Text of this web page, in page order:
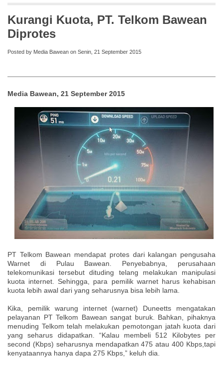
Kurangi Kuota, PT. Telkom Bawean
Diprotes
Posted by Media Bawean on Senin, 21 September 2015
Media Bawean, 21 September 2015
PT Telkom Bawean mendapat protes dari kalangan pengusaha
Warnet di Pulau Bawean. Penyebabnya, perusahaan
telekomunikasi tersebut dituding telang melakukan manipulasi
kuota internet. Sehingga, para pemilik warnet harus kehabisan
kuota lebih awal dari yang seharusnya bisa lebih lama.
Kika, pemilik warung internet (warnet) Duneetts mengatakan
pelayanan PT Telkom Bawean sangat buruk. Bahkan, pihaknya
menuding Telkom telah melakukan pemotongan jatah kuota dari
yang seharus didapatkan. “Kalau membeli 512 Kilobytes per
second (Kbps) seharusnya mendapatkan 475 atau 400 Kbps,tapi
kenyataannya hanya dapa 275 Kbps,” keluh dia.